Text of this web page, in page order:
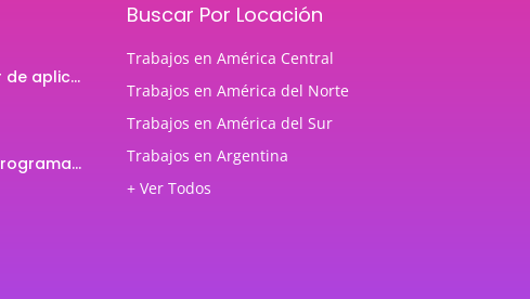
Programador de aplicaciones Android
Profesor de Programación Java
Buscar Por Locación
Trabajos en América Central
Trabajos en América del Norte
Trabajos en América del Sur
Trabajos en Argentina
+ Ver Todos